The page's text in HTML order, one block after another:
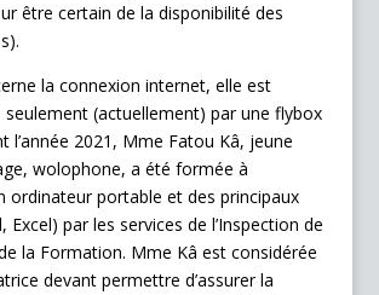
être certain de la disponibilité des
la connexion internet, elle est
seulement (actuellement) par une flybox
l’année 2021, Mme Fatou Kâ, jeune
wolophone, a été formée à
ordinateur portable et des principaux
Excel) par les services de l’Inspection de
la Formation. Mme Kâ est considérée
devant permettre d’assurer la